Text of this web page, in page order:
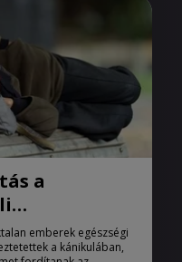
a
emberek egészségi
a kánikulában,